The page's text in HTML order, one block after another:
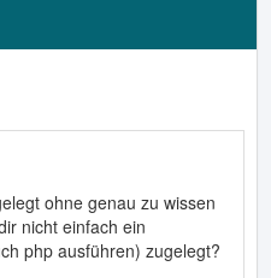
ohne genau zu wissen
nicht einfach ein
php ausführen) zugelegt?